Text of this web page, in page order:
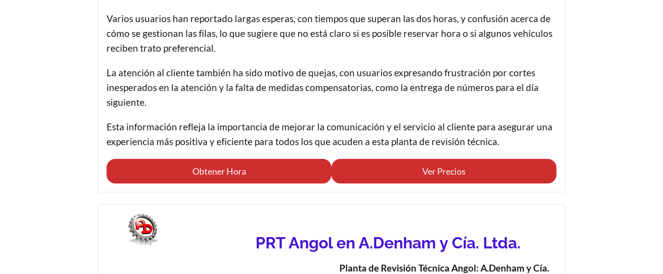
Varios usuarios han reportado largas esperas, con tiempos que superan las dos horas, y confusión acerca de
cómo se gestionan las filas, lo que sugiere que no está claro si es posible reservar hora o si algunos vehículos
reciben trato preferencial.
La atención al cliente también ha sido motivo de quejas, con usuarios expresando frustración por cortes
inesperados en la atención y la falta de medidas compensatorias, como la entrega de números para el día
siguiente.
Esta información refleja la importancia de mejorar la comunicación y el servicio al cliente para asegurar una
experiencia más positiva y eficiente para todos los que acuden a esta planta de revisión técnica.
Obtener Hora Ver Precios
PRT Angol en A.Denham y Cía. Ltda.
Planta de Revisión Técnica Angol: A.Denham y Cía.